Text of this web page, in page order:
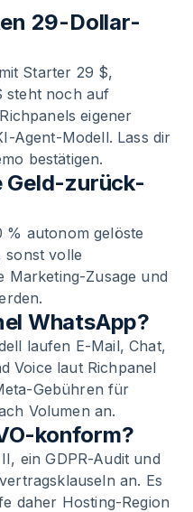
29-Dollar-
Starter 29 $,
steht noch auf
eigener
Agent-Modell. Lass dir
bestätigen.
Geld-zurück-
% autonom gelöste
sonst volle
Marketing-Zusage und
WhatsApp?
laufen E-Mail, Chat,
Voice laut Richpanel
Gebühren für
Volumen an.
konform?
ein GDPR-Audit und
an. Es
daher Hosting-Region